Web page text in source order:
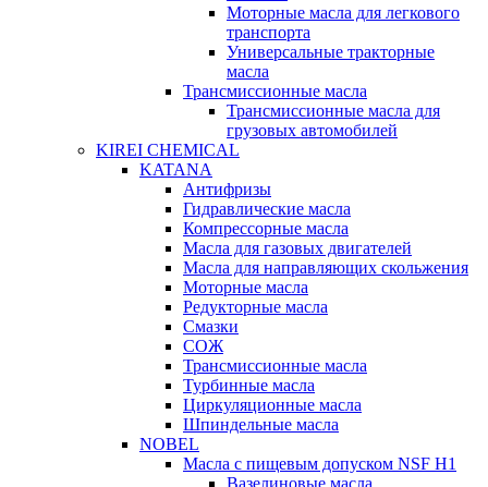
Моторные масла для легкового
транспорта
Универсальные тракторные
масла
Трансмиссионные масла
Трансмиссионные масла для
грузовых автомобилей
KIREI CHEMICAL
KATANA
Антифризы
Гидравлические масла
Компрессорные масла
Масла для газовых двигателей
Масла для направляющих скольжения
Моторные масла
Редукторные масла
Смазки
СОЖ
Трансмиссионные масла
Турбинные масла
Циркуляционные масла
Шпиндельные масла
NOBEL
Масла с пищевым допуском NSF H1
Вазелиновые масла